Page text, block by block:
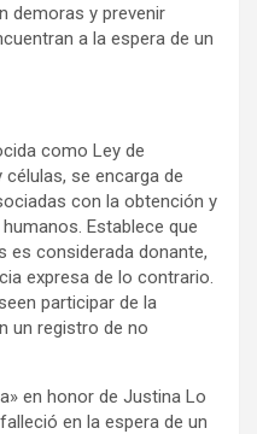
demoras y prevenir
a la espera de un
como Ley de
se encarga de
con la obtención y
Establece que
es considerada donante,
expresa de lo contrario.
participar de la
un registro de no
en honor de Justina Lo
en la espera de un